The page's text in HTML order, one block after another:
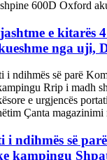
e kitarës
nga uji,
i ndihmës së
kampingu